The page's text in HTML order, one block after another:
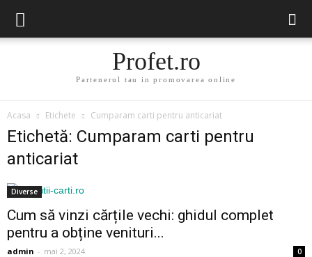
Profet.ro
Partenerul tau in promovarea online
Acasa Etichete Cumparam carti pentru anticariat
Etichetă: Cumparam carti pentru
anticariat
Diverse
Cum să vinzi cărțile vechi: ghidul complet
pentru a obține venituri...
admin - mai 2, 2024 0